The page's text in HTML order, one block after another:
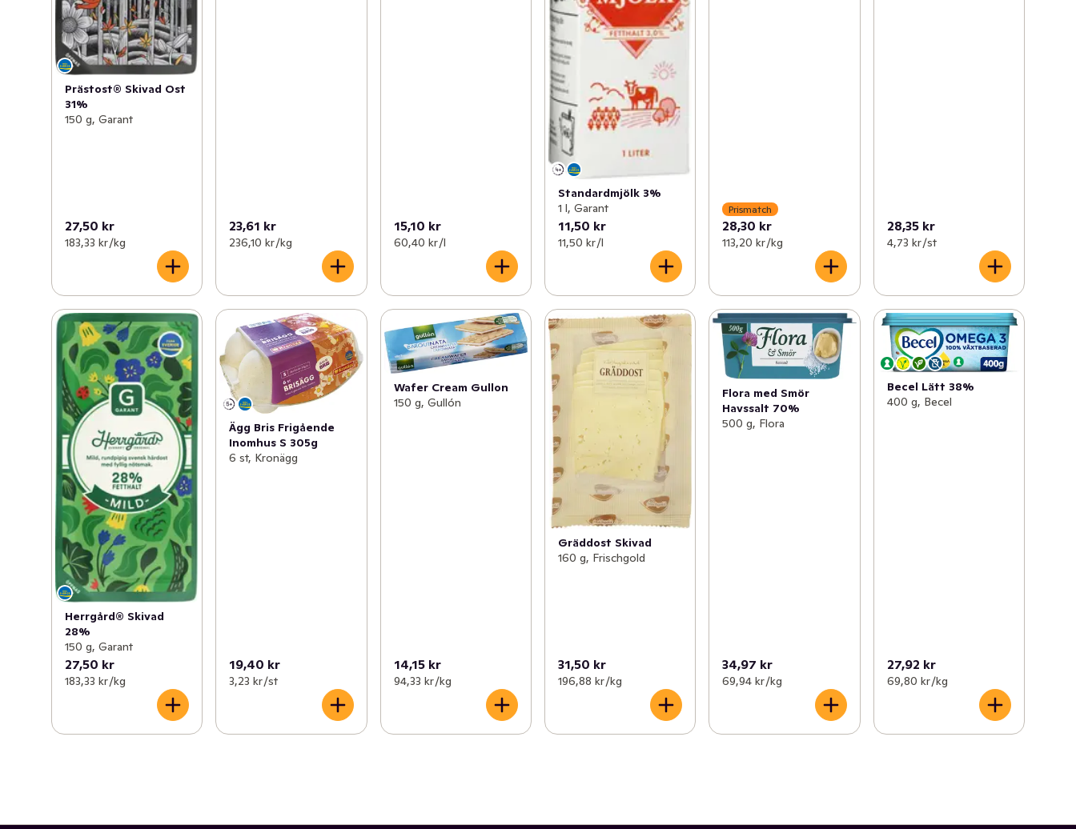
Prästost® Skivad Ost
31%
150 g, Garant
27,50 kr
183,33 kr /kg
23,61 kr
236,10 kr /kg
15,10 kr
60,40 kr /l
Standardmjölk 3%
1 l, Garant
11,50 kr
11,50 kr /l
Prismatch
28,30 kr
113,20 kr /kg
28,35 kr
4,73 kr /st
Herrgård® Skivad
28%
150 g, Garant
27,50 kr
183,33 kr /kg
Ägg Bris Frigående
Inomhus S 305g
6 st, Kronägg
19,40 kr
3,23 kr /st
Wafer Cream Gullon
150 g, Gullón
14,15 kr
94,33 kr /kg
Gräddost Skivad
160 g, Frischgold
31,50 kr
196,88 kr /kg
Flora med Smör
Havssalt 70%
500 g, Flora
34,97 kr
69,94 kr /kg
Becel Lätt 38%
400 g, Becel
27,92 kr
69,80 kr /kg